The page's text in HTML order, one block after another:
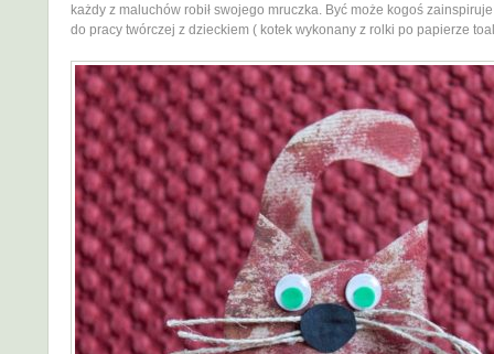
każdy z maluchów robił swojego mruczka. Być może kogoś zainspiruje
do pracy twórczej z dzieckiem ( kotek wykonany z rolki po papierze